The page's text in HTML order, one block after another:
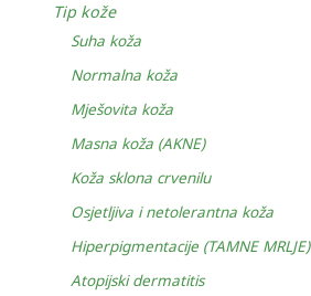
Tip kože
Suha koža
Normalna koža
Mješovita koža
Masna koža (AKNE)
Koža sklona crvenilu
Osjetljiva i netolerantna koža
Hiperpigmentacije (TAMNE MRLJE)
Atopijski dermatitis